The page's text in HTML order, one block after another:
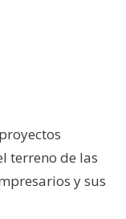
terreno de las
y sus